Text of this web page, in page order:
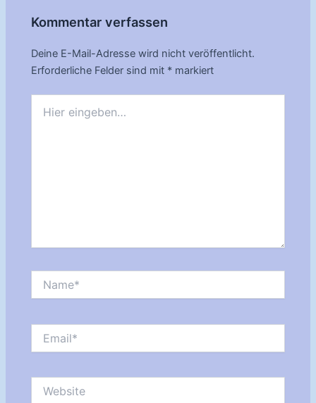
Kommentar verfassen
Deine E-Mail-Adresse wird nicht veröffentlicht.
Erforderliche Felder sind mit * markiert
eingeben…